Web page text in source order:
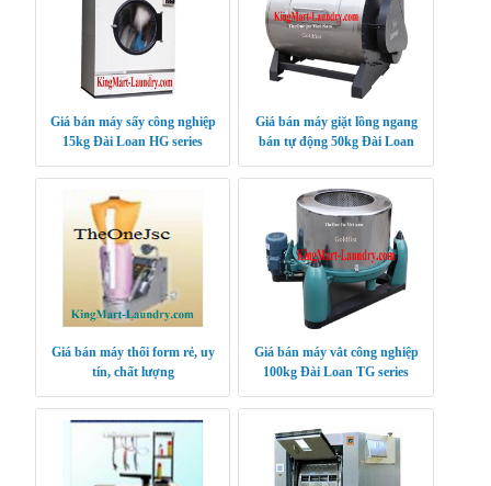
Giá bán máy sấy công nghiệp
15kg Đài Loan HG series
Giá bán máy giặt lồng ngang
bán tự động 50kg Đài Loan
Giá bán máy thổi form rẻ, uy
tín, chất lượng
Giá bán máy vắt công nghiệp
100kg Đài Loan TG series